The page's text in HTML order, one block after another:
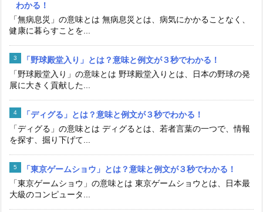
わかる！
「無病息災」の意味とは 無病息災とは、病気にかかることなく、
健康に暮らすことを...
「野球殿堂入り」とは？意味と例文が３秒でわかる！
「野球殿堂入り」の意味とは 野球殿堂入りとは、日本の野球の発
展に大きく貢献した...
「ディグる」とは？意味と例文が３秒でわかる！
「ディグる」の意味とは ディグるとは、若者言葉の一つで、情報
を探す、掘り下げて...
「東京ゲームショウ」とは？意味と例文が３秒でわかる！
「東京ゲームショウ」の意味とは 東京ゲームショウとは、日本最
大級のコンピュータ...